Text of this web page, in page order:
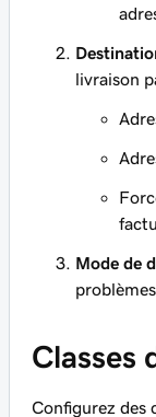
livraison
Mode de
Classes
Configurez des